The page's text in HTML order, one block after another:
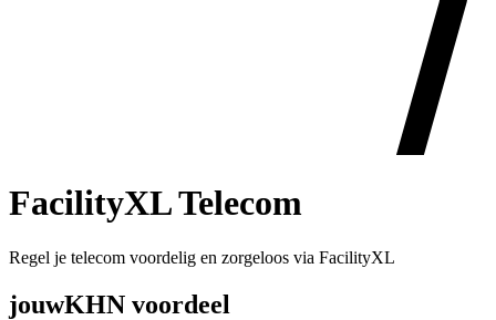
FacilityXL Telecom
Regel je telecom voordelig en zorgeloos via FacilityXL
jouwKHN voordeel